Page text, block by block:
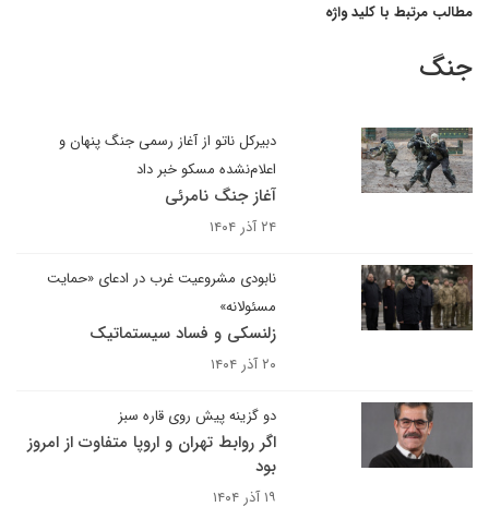
مطالب مرتبط با کلید واژه
جنگ
دبیرکل ناتو از آغاز رسمی جنگ پنهان و
اعلام‌نشده مسکو خبر داد
آغاز جنگ نامرئی
۲۴ آذر ۱۴۰۴
نابودی مشروعیت غرب در ادعای «حمایت
مسئولانه»
زلنسکی و فساد سیستماتیک
۲۰ آذر ۱۴۰۴
دو گزینه پیش روی قاره سبز
اگر روابط تهران و اروپا متفاوت از امروز
بود
۱۹ آذر ۱۴۰۴